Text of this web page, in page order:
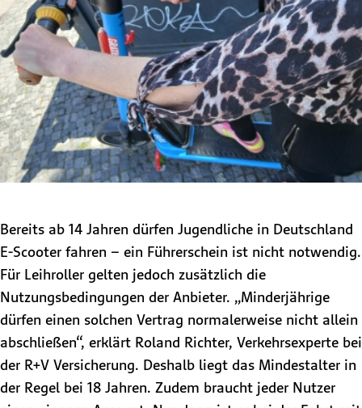
Bereits ab 14 Jahren dürfen Jugendliche in Deutschland
E-Scooter fahren – ein Führerschein ist nicht notwendig.
Für Leihroller gelten jedoch zusätzlich die
Nutzungsbedingungen der Anbieter. „Minderjährige
dürfen einen solchen Vertrag normalerweise nicht allein
abschließen“, erklärt Roland Richter, Verkehrsexperte bei
der R+V Versicherung. Deshalb liegt das Mindestalter in
der Regel bei 18 Jahren. Zudem braucht jeder Nutzer